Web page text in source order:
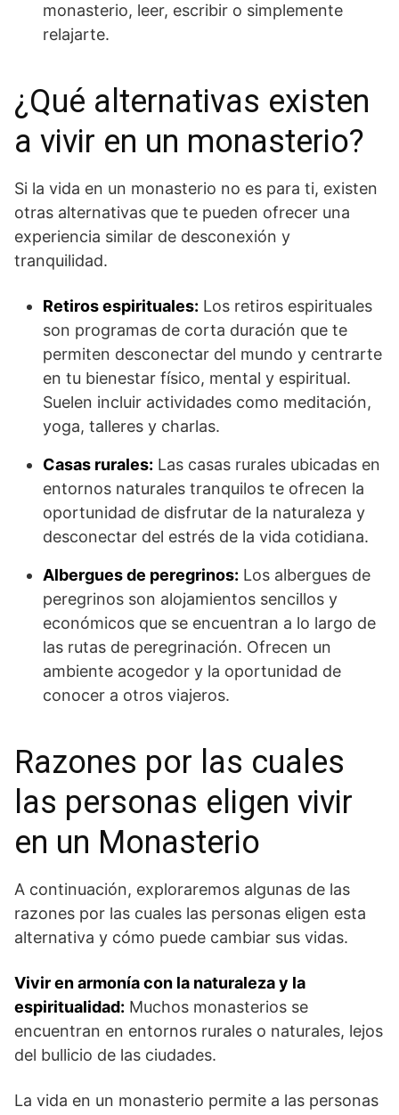
monasterio, leer, escribir o simplemente
relajarte.
¿Qué alternativas existen
a vivir en un monasterio?
Si la vida en un monasterio no es para ti, existen
otras alternativas que te pueden ofrecer una
experiencia similar de desconexión y
tranquilidad.
Retiros espirituales: Los retiros espirituales
son programas de corta duración que te
permiten desconectar del mundo y centrarte
en tu bienestar físico, mental y espiritual.
Suelen incluir actividades como meditación,
yoga, talleres y charlas.
Casas rurales: Las casas rurales ubicadas en
entornos naturales tranquilos te ofrecen la
oportunidad de disfrutar de la naturaleza y
desconectar del estrés de la vida cotidiana.
Albergues de peregrinos: Los albergues de
peregrinos son alojamientos sencillos y
económicos que se encuentran a lo largo de
las rutas de peregrinación. Ofrecen un
ambiente acogedor y la oportunidad de
conocer a otros viajeros.
Razones por las cuales
las personas eligen vivir
en un Monasterio
A continuación, exploraremos ⁢algunas de⁢ las
razones por las cuales las personas eligen esta‌
alternativa y cómo puede cambiar sus vidas.
Vivir en armonía con ​la naturaleza y la
espiritualidad: Muchos monasterios se
encuentran en entornos rurales o naturales, lejos
del‍ bullicio de las ciudades.
La‌ vida en un monasterio⁣ permite a las personas